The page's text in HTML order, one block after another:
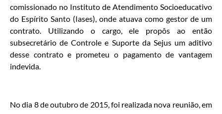
comissionado no Instituto de Atendimento Socioeducativo
do Espírito Santo (Iases), onde atuava como gestor de um
contrato. Utilizando o cargo, ele propôs ao então
subsecretário de Controle e Suporte da Sejus um aditivo
desse contrato e prometeu o pagamento de vantagem
indevida.
No dia 8 de outubro de 2015, foi realizada nova reunião, em